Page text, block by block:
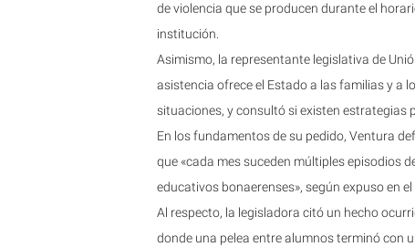
de violencia que se producen durante el
institución.
Asimismo, la representante legislativa de
asistencia ofrece el Estado a las familias y a
situaciones, y consultó si existen estrategias
En los fundamentos de su pedido, Ventura
que «cada mes suceden múltiples episodios
educativos bonaerenses», según expuso en el
Al respecto, la legisladora citó un hecho
donde una pelea entre alumnos terminó con